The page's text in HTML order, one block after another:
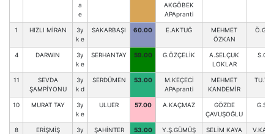
a
e
AKGÖBEK
APApranti
1 HIZLI MİRAN
3y
k e
SAKARBAŞI 60.00 E.AKTUĞ
MEHMET
ÖZKAN
4 DARWIN
3y
k e
SERHANTAY 59.00 G.ÖZÇELİK
A.SELÇUK
LOKLAR
11
SEVDA
ŞAMPİYONU
3y
k d
SERDÜMEN 53.00
M.KEÇECİ
APApranti
MEHMET
KANDEMİR
10 MURAT TAY
3y
k e
ULUER 57.00 A.KAÇMAZ
GÖZDE
ÇAVUŞOĞLU
8 ERİŞMİŞ
3y
ŞAHİNTER 53.00
Y.Ş.GÜMÜŞ
SELİM KAYA